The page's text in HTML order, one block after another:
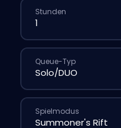
Stunden
Queue-Typ
Spielmodus